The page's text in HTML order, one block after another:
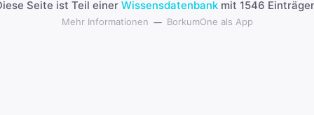
Seite ist Teil einer Wissensdatenbankmit 1546
Mehr Informationen BorkumOne als App